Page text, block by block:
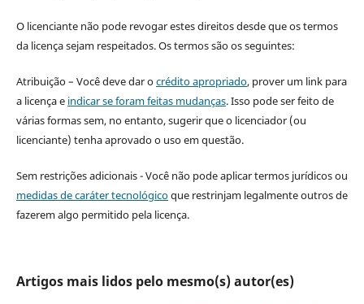
O licenciante não pode revogar estes direitos desde que os termos
da licença sejam respeitados. Os termos são os seguintes:
Atribuição – Você deve dar ocrédito apropriado, prover um link para
a licença e indicar se foram feitas mudanças. Isso pode ser feito de
várias formas sem, no entanto, sugerir que o licenciador (ou
licenciante) tenha aprovado o uso em questão.
Sem restrições adicionais - Você não pode aplicar termos jurídicos ou
medidas de caráter tecnológicoque restrinjam legalmente outros de
fazerem algo permitido pela licença.
Artigos mais lidos pelo mesmo(s) autor(es)